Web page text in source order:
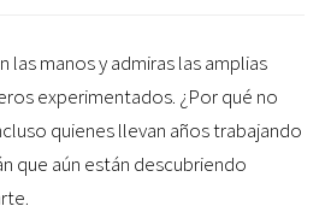
las manos y admiras las amplias
experimentados. ¿Por qué no
quienes llevan años trabajando
que aún están descubriendo